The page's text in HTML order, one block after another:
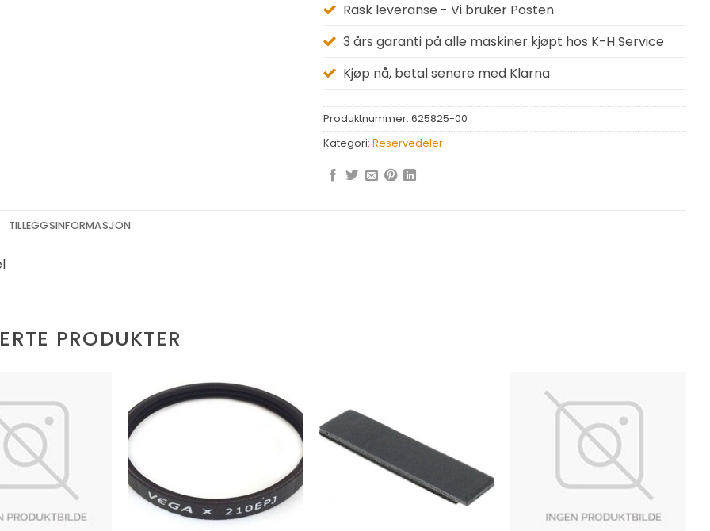
Rask leveranse - Vi bruker Posten
3 års garanti på alle maskiner kjøpt hos K-H Service
Kjøp nå, betal senere med Klarna
Produktnummer: 625825-00
Kategori: Reservedeler
TILLEGGSINFORMASJON
PRODUKTER